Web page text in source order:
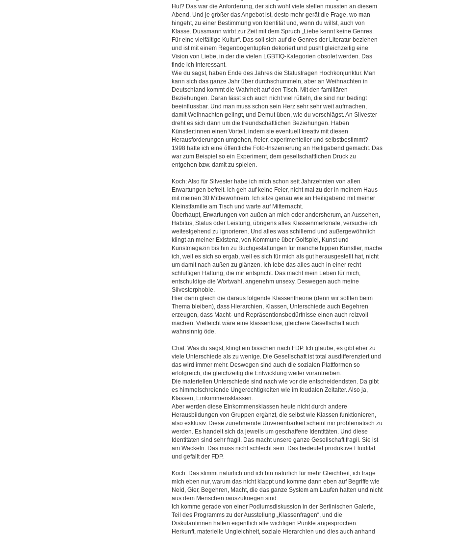
Hut? Das war die Anforderung, der sich wohl viele stellen mussten an diesem
Abend. Und je größer das Angebot ist, desto mehr gerät die Frage, wo man
hingeht, zu einer Bestimmung von Identität und, wenn du willst, auch von
Klasse. Dussmann wirbt zur Zeit mit dem Spruch „Liebe kennt keine Genres.
Für eine vielfältige Kultur“. Das soll sich auf die Genres der Literatur beziehen
und ist mit einem Regenbogentupfen dekoriert und pusht gleichzeitig eine
Vision von Liebe, in der die vielen LGBTIQ-Kategorien obsolet werden. Das
finde ich interessant.
Wie du sagst, haben Ende des Jahres die Statusfragen Hochkonjunktur. Man
kann sich das ganze Jahr über durchschummeln, aber an Weihnachten in
Deutschland kommt die Wahrheit auf den Tisch. Mit den familiären
Beziehungen. Daran lässt sich auch nicht viel rütteln, die sind nur bedingt
beeinflussbar. Und man muss schon sein Herz sehr sehr weit aufmachen,
damit Weihnachten gelingt, und Demut üben, wie du vorschlägst. An Silvester
dreht es sich dann um die freundschaftlichen Beziehungen. Haben
Künstler:innen einen Vorteil, indem sie eventuell kreativ mit diesen
Herausforderungen umgehen, freier, experimenteller und selbstbestimmt?
1998 hatte ich eine öffentliche Foto-Inszenierung an Heiligabend gemacht. Das
war zum Beispiel so ein Experiment, dem gesellschaftlichen Druck zu
entgehen bzw. damit zu spielen.
Koch: Also für Silvester habe ich mich schon seit Jahrzehnten von allen
Erwartungen befreit. Ich geh auf keine Feier, nicht mal zu der in meinem Haus
mit meinen 30 Mitbewohnern. Ich sitze genau wie an Heiligabend mit meiner
Kleinstfamilie am Tisch und warte auf Mitternacht.
Überhaupt, Erwartungen von außen an mich oder andersherum, an Aussehen,
Habitus, Status oder Leistung, übrigens alles Klassenmerkmale, versuche ich
weitestgehend zu ignorieren. Und alles was schillernd und außergewöhnlich
klingt an meiner Existenz, von Kommune über Golfspiel, Kunst und
Kunstmagazin bis hin zu Buchgestaltungen für manche hippen Künstler, mache
ich, weil es sich so ergab, weil es sich für mich als gut herausgestellt hat, nicht
um damit nach außen zu glänzen. Ich lebe das alles auch in einer recht
schluffigen Haltung, die mir entspricht. Das macht mein Leben für mich,
entschuldige die Wortwahl, angenehm unsexy. Deswegen auch meine
Silvesterphobie.
Hier dann gleich die daraus folgende Klassentheorie (denn wir sollten beim
Thema bleiben), dass Hierarchien, Klassen, Unterschiede auch Begehren
erzeugen, dass Macht- und Repräsentionsbedürfnisse einen auch reizvoll
machen. Vielleicht wäre eine klassenlose, gleichere Gesellschaft auch
wahnsinnig öde.
Chat: Was du sagst, klingt ein bisschen nach FDP. Ich glaube, es gibt eher zu
viele Unterschiede als zu wenige. Die Gesellschaft ist total ausdifferenziert und
das wird immer mehr. Deswegen sind auch die sozialen Plattformen so
erfolgreich, die gleichzeitig die Entwicklung weiter vorantreiben.
Die materiellen Unterschiede sind nach wie vor die entscheidendsten. Da gibt
es himmelschreiende Ungerechtigkeiten wie im feudalen Zeitalter. Also ja,
Klassen, Einkommensklassen.
Aber werden diese Einkommensklassen heute nicht durch andere
Herausbildungen von Gruppen ergänzt, die selbst wie Klassen funktionieren,
also exklusiv. Diese zunehmende Unvereinbarkeit scheint mir problematisch zu
werden. Es handelt sich da jeweils um geschaffene Identitäten. Und diese
Identitäten sind sehr fragil. Das macht unsere ganze Gesellschaft fragil. Sie ist
am Wackeln. Das muss nicht schlecht sein. Das bedeutet produktive Fluidität
und gefällt der FDP.
Koch: Das stimmt natürlich und ich bin natürlich für mehr Gleichheit, ich frage
mich eben nur, warum das nicht klappt und komme dann eben auf Begriffe wie
Neid, Gier, Begehren, Macht, die das ganze System am Laufen halten und nicht
aus dem Menschen rauszukriegen sind.
Ich komme gerade von einer Podiumsdiskussion in der Berlinischen Galerie,
Teil des Programms zu der Ausstellung „Klassenfragen“, und die
Diskutantinnen hatten eigentlich alle wichtigen Punkte angesprochen.
Herkunft, materielle Ungleichheit, soziale Hierarchien und dies auch anhand